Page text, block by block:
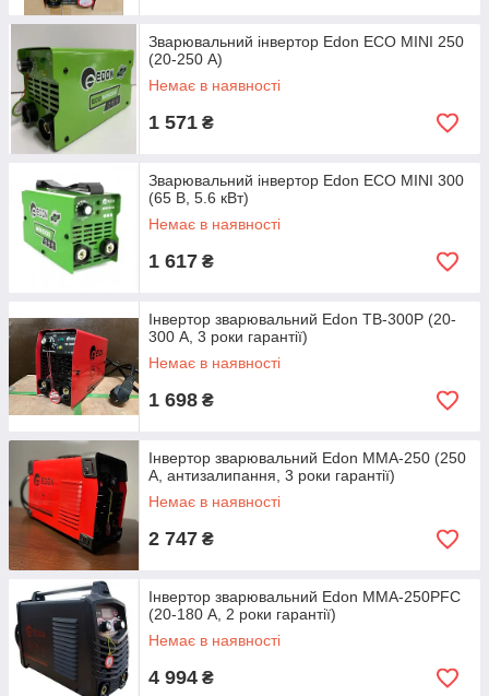
Зварювальний інвертор Edon ECO MINI 250
(20-250 А)
Немає в наявності
1 571 ₴
Зварювальний інвертор Edon ECO MINI 300
(65 В, 5.6 кВт)
Немає в наявності
1 617 ₴
Інвертор зварювальний Edon TB-300P (20-
300 А, 3 роки гарантії)
Немає в наявності
1 698 ₴
Інвертор зварювальний Edon MMA-250 (250
А, антизалипання, 3 роки гарантії)
Немає в наявності
2 747 ₴
Інвертор зварювальний Edon MMA-250PFC
(20-180 А, 2 роки гарантії)
Немає в наявності
4 994 ₴